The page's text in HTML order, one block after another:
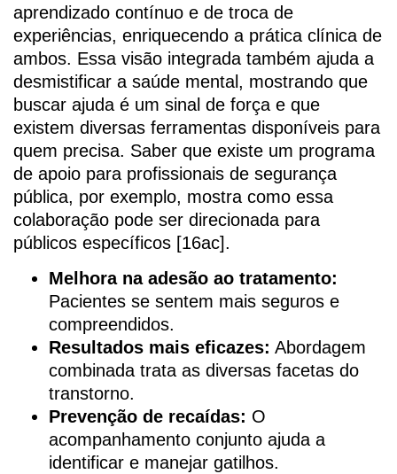
aprendizado contínuo e de troca de
experiências, enriquecendo a prática clínica de
ambos. Essa visão integrada também ajuda a
desmistificar a saúde mental, mostrando que
buscar ajuda é um sinal de força e que
existem diversas ferramentas disponíveis para
quem precisa. Saber que existe um programa
de apoio para profissionais de segurança
pública, por exemplo, mostra como essa
colaboração pode ser direcionada para
públicos específicos [16ac].
Melhora na adesão ao tratamento:
Pacientes se sentem mais seguros e
compreendidos.
Resultados mais eficazes: Abordagem
combinada trata as diversas facetas do
transtorno.
Prevenção de recaídas: O
acompanhamento conjunto ajuda a
identificar e manejar gatilhos.